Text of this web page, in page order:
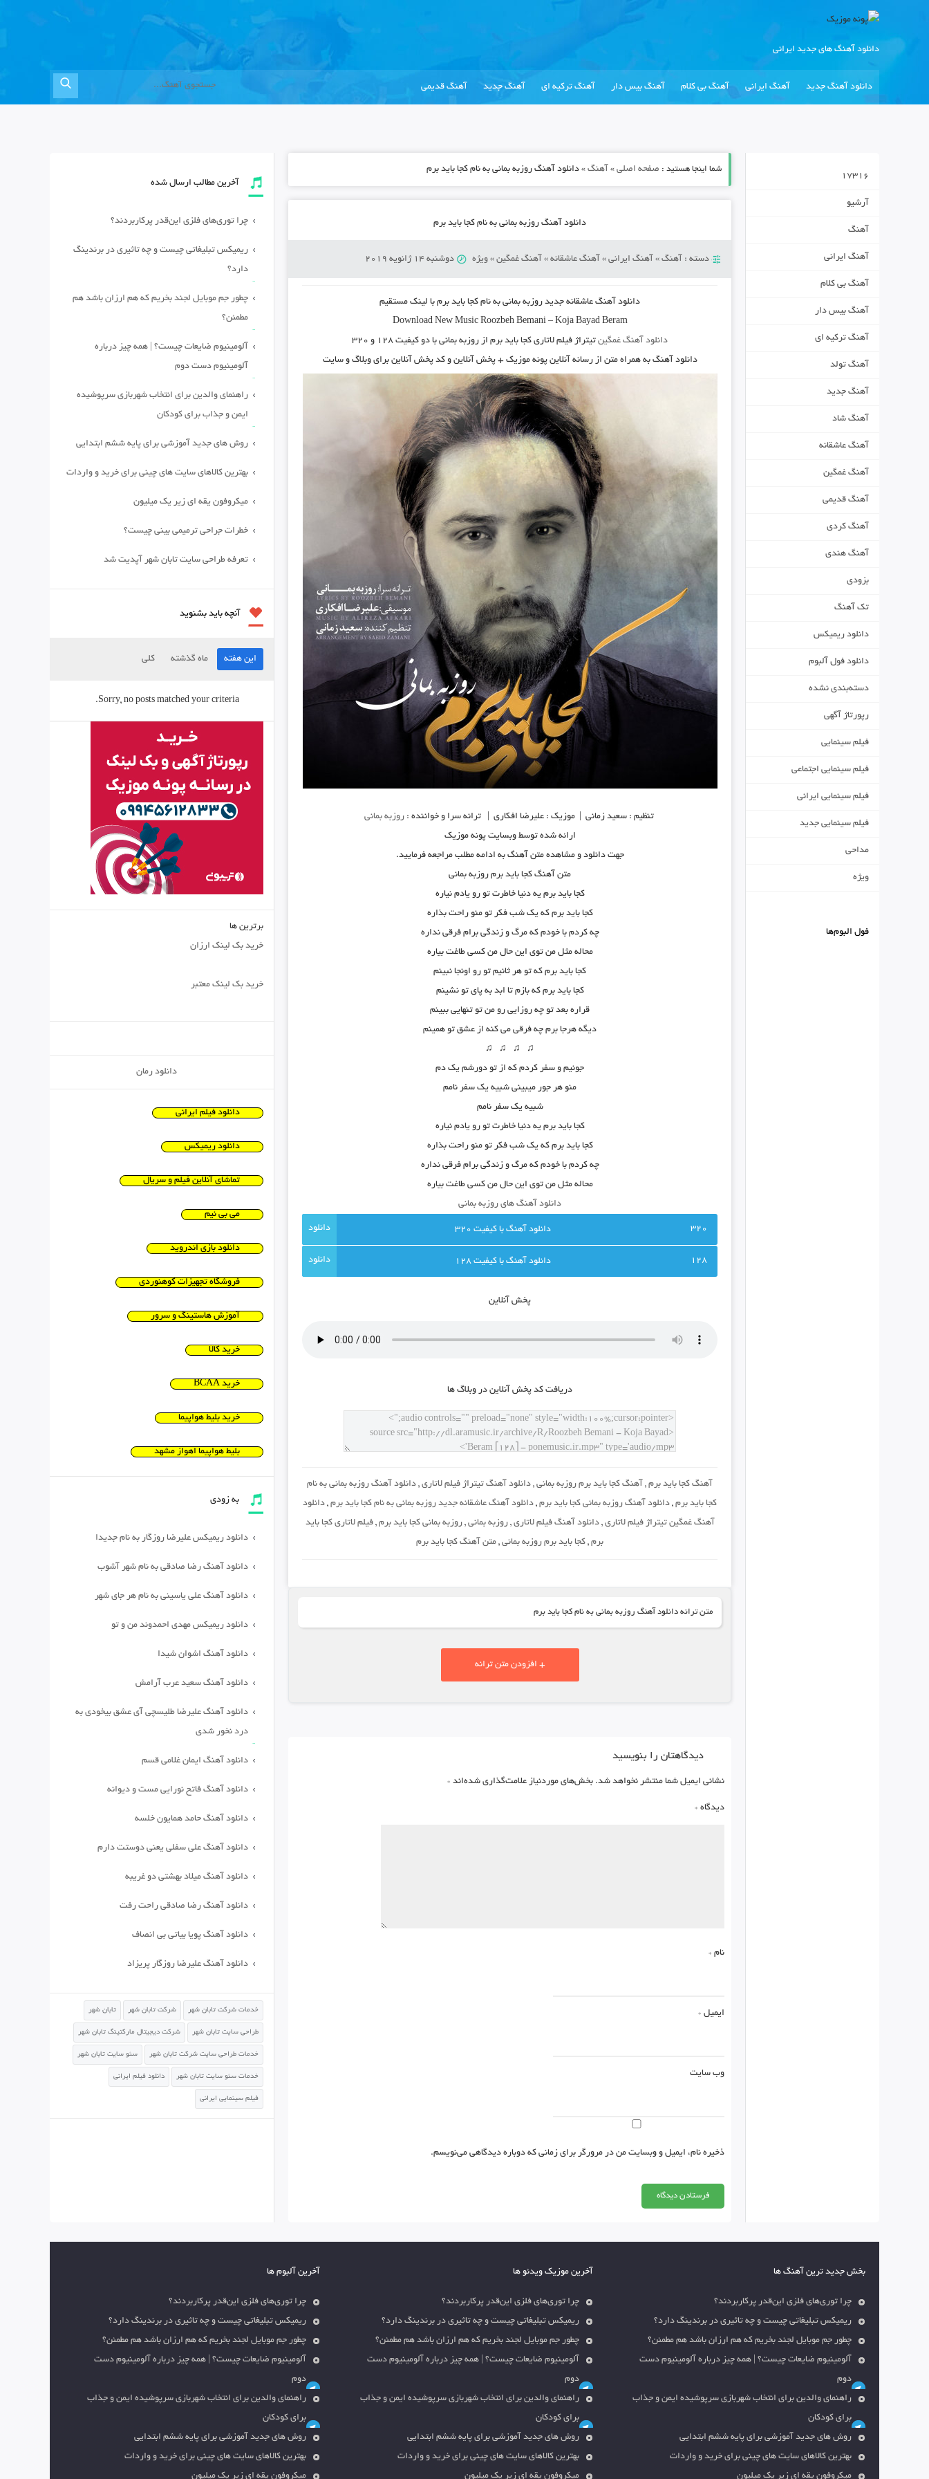
دانلود آهنگ های جدید ایرانی
دانلود آهنگ جدید آهنگ ایرانی آهنگ بی کلام آهنگ بیس دار آهنگ ترکیه ای آهنگ جدید آهنگ قدیمی
شما اینجا هستید : صفحه اصلی» آهنگ» دانلود آهنگ روزبه بمانی به نام کجا باید برم
دانلود آهنگ روزبه بمانی به نام کجا باید برم
دسته : آهنگ» آهنگ ایرانی» آهنگ عاشقانه» آهنگ غمگین» ویژه دوشنبه 14 ژانویه 2019
دانلود آهنگ عاشقانهجدید روزبه بمانی به نام کجا باید برم با لینک مستقیم
Download New Music Roozbeh Bemani – Koja Bayad Beram
دانلود آهنگ غمگینتیتراژ فیلم لاتاری کجا باید برم از روزبه بمانی با دو کیفیت ۱۲۸ و ۳۲۰
دانلود آهنگ به همراه متن از رسانه آنلاین پونه موزیک + پخش آنلاین و کد پخش آنلاین برای وبلاگ و سایت
تنظیم : سعید زمانی | موزیک : علیرضا افکاری | ترانه سرا و خواننده :روزبه بمانی
ارائه شده توسط وبسایت پونه موزیک
جهت دانلود و مشاهده متن آهنگ به ادامه مطلب مراجعه فرمایید.
متن آهنگ کجا باید برم روزبه بمانی
کجا باید برم یه دنیا خاطرت تو رو یادم نیاره
کجا باید برم که یک شب فکر تو منو راحت بذاره
چه کردم با خودم که مرگ و زندگی برام فرقی نداره
محاله مثل من توی این حال من کسی طاغت بیاره
کجا باید برم که تو هر ثانیم تو رو اونجا نبینم
کجا باید برم که بازم تا ابد به پای تو نشینم
قراره بعد تو چه روزایی رو من تو تنهایی ببینم
دیگه هرجا برم چه فرقی می کنه از عشق تو همینم
♫ ♫ ♫ ♫
جونیم و سفر کردم که از تو دورشم یک دم
منو هر جور میبینی شبیه یک سفر نامم
شبیه یک سفر نامم
کجا باید برم یه دنیا خاطرت تو رو یادم نیاره
کجا باید برم که یک شب فکر تو منو راحت بذاره
چه کردم با خودم که مرگ و زندگی برام فرقی نداره
محاله مثل من توی این حال من کسی طاغت بیاره
دانلود آهنگ های روزبه بمانی
320 دانلود آهنگ با کيفيت 320
128 دانلود آهنگ با کيفيت 128
پخش آنلاين
دريافت کد پخش آنلاين در وبلاگ ها
آهنگ کجا باید برم, آهنگ کجا باید برم روزبه بمانی, دانلود آهنگ تیتراژ فیلم لاتاری, دانلود آهنگ روزبه بمانی به نام
کجا باید برم, دانلود آهنگ روزبه بمانی کجا باید برم, دانلود آهنگ عاشقانه جدید روزبه بمانی به نام کجا باید برم, دانلود
آهنگ غمگین تیتراژ فیلم لاتاری ,دانلود آهنگ فیلم لاتاری ,روزبه بمانی ,روزبه بمانی کجا باید برم ,فیلم لاتاری کجا باید
برم, کجا باید برم روزبه بمانی, متن آهنگ کجا باید برم
متن ترانه دانلود آهنگ روزبه بمانی به نام کجا باید برم
+ افزودن متن ترانه
دیدگاهتان را بنویسید
نشانی ایمیل شما منتشر نخواهد شد. بخش‌های موردنیاز علامت‌گذاری شده‌اند *
دیدگاه *
نام *
ایمیل *
وب‌ سایت
ذخیره نام، ایمیل و وبسایت من در مرورگر برای زمانی که دوباره دیدگاهی می‌نویسم.
17316
آرشیو
آهنگ
آهنگ ایرانی
آهنگ بی کلام
آهنگ بیس دار
آهنگ ترکیه ای
آهنگ تولد
آهنگ جدید
آهنگ شاد
آهنگ عاشقانه
آهنگ غمگین
آهنگ قدیمی
آهنگ کردی
آهنگ هندی
بزودی
تک آهنگ
دانلود ریمیکس
دانلود فول آلبوم
دسته‌بندی نشده
رپورتاژ آگهی
فیلم سینمایی
فیلم سینمایی اجتماعی
فیلم سینمایی ایرانی
فیلم سینمایی جدید
مداحی
ویژه
فول البوم‌ها
آخرین مطالب ارسال شده
چرا توری‌های فلزی این‌قدر پرکاربردند؟
ریمیکس تبلیغاتی چیست و چه تاثیری در برندینگ
دارد؟
چطور جم موبایل لجند بخریم که هم ارزان باشد هم
مطمئن؟
آلومینیوم ضایعات چیست؟ | همه چیز درباره
آلومینیوم دست دوم
راهنمای والدین برای انتخاب شهربازی سرپوشیده
ایمن و جذاب برای کودکان
روش های جدید آموزشی برای پایه ششم ابتدایی
بهترین کالاهای سایت های چینی برای خرید و واردات
میکروفون یقه ای زیر یک میلیون
خطرات جراحی ترمیمی بینی چیست؟
تعرفه طراحی سایت تابان شهر آپدیت شد
آنچه باید بشنوید
این هفته ماه گذشته کلی
Sorry, no posts matched your criteria.
برترین ها
خرید بک لینک ارزان
خرید بک لینک معتبر
دانلود رمان
دانلود فیلم ایرانی
دانلود ریمیکس
تماشای آنلاین فیلم و سریال
می بی نیم
دانلود بازی اندروید
فروشگاه تجهیزات کوهنوردی
آموزش هاستینگ و سرور
خرید کالا
خرید BCAA
خرید بلیط هواپیما
بلیط هواپیما اهواز مشهد
به زودی
دانلود ریمیکس علیرضا روزگار به نام جدیدا
دانلود آهنگ رضا صادقی به نام شهر آشوب
دانلود آهنگ علی یاسینی به نام هر جای شهر
دانلود ریمیکس مهدی احمدوند من و تو
دانلود آهنگ اشوان شیدا
دانلود آهنگ سعید عرب آرامش
دانلود آهنگ علیرضا طلیسچی آی عشق بیخودی به
درد نخور شدی
دانلود آهنگ ایمان غلامی قسم
دانلود آهنگ فاتح نورایی مست و دیوانه
دانلود آهنگ حامد همایون خلسه
دانلود آهنگ علی سفلی یعنی دوستت دارم
دانلود آهنگ میلاد بهشتی دو غریبه
دانلود آهنگ رضا صادقی راحت رفت
دانلود آهنگ پویا بیاتی بی انصاف
دانلود آهنگ علیرضا روزگار پریزاد
خدمات شرکت تابان شهر شرکت تابان شهر تابان شهر
طراحی سایت تابان شهر شرکت دیجیتال مارکتینگ تابان شهر
خدمات طراحی سایت شرکت تابان شهر سئو سایت تابان شهر
خدمات سئو سایت تابان شهر دانلود فیلم ایرانی
فیلم سینمایی ایرانی
بخش جدید ترین آهنگ ها
چرا توری‌های فلزی این‌قدر پرکاربردند؟
ریمیکس تبلیغاتی چیست و چه تاثیری در برندینگ دارد؟
چطور جم موبایل لجند بخریم که هم ارزان باشد هم مطمئن؟
آلومینیوم ضایعات چیست؟ | همه چیز درباره آلومینیوم دست
دوم
راهنمای والدین برای انتخاب شهربازی سرپوشیده ایمن و جذاب
برای کودکان
روش های جدید آموزشی برای پایه ششم ابتدایی
بهترین کالاهای سایت های چینی برای خرید و واردات
میکروفون یقه ای زیر یک میلیون
آخرین موزیک ویدئو ها
چرا توری‌های فلزی این‌قدر پرکاربردند؟
ریمیکس تبلیغاتی چیست و چه تاثیری در برندینگ دارد؟
چطور جم موبایل لجند بخریم که هم ارزان باشد هم مطمئن؟
آلومینیوم ضایعات چیست؟ | همه چیز درباره آلومینیوم دست
دوم
راهنمای والدین برای انتخاب شهربازی سرپوشیده ایمن و جذاب
برای کودکان
روش های جدید آموزشی برای پایه ششم ابتدایی
بهترین کالاهای سایت های چینی برای خرید و واردات
میکروفون یقه ای زیر یک میلیون
آخرین آلبوم ها
چرا توری‌های فلزی این‌قدر پرکاربردند؟
ریمیکس تبلیغاتی چیست و چه تاثیری در برندینگ دارد؟
چطور جم موبایل لجند بخریم که هم ارزان باشد هم مطمئن؟
آلومینیوم ضایعات چیست؟ | همه چیز درباره آلومینیوم دست
دوم
راهنمای والدین برای انتخاب شهربازی سرپوشیده ایمن و جذاب
برای کودکان
روش های جدید آموزشی برای پایه ششم ابتدایی
بهترین کالاهای سایت های چینی برای خرید و واردات
میکروفون یقه ای زیر یک میلیون